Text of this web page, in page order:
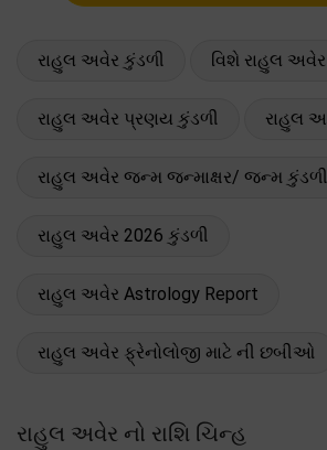
રાહુલ અવેર કુંડળી વિશે રાહુલ અવેર
રાહુલ અવેર પ્રણય કુંડળી રાહુલ
રાહુલ અવેર જન્મ જન્માક્ષર/ જન્મ
રાહુલ અવેર 2026 કુંડળી
રાહુલ અવેર Astrology Report
રાહુલ અવેર ફ્રેનોલોજી માટે ની છબીઓ
રાહુલ અવેર નો રાશિ ચિન્હ